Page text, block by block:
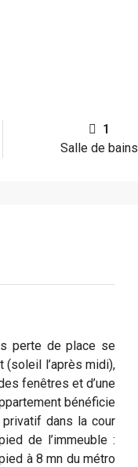
1
Salle de bains
perte de place se
(soleil l’après midi),
fenêtres et d’une
bénéficie
privatif dans la cour
de l’immeuble :
à 8 mn du métro